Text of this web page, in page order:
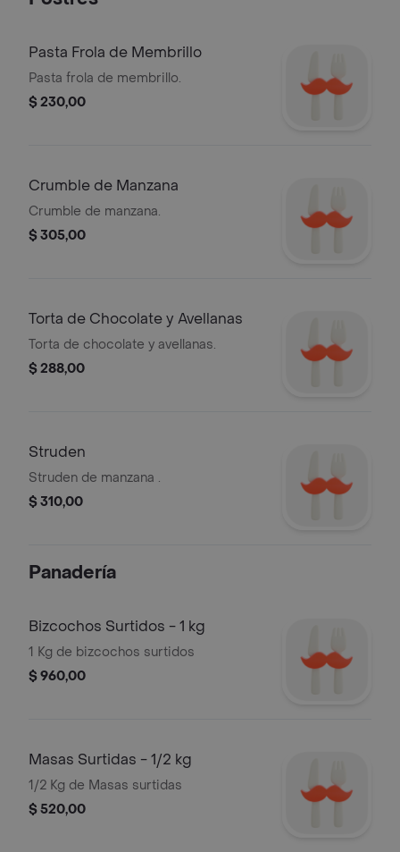
Pasta Frola de Membrillo
Pasta frola de membrillo.
$ 230,00
Crumble de Manzana
Crumble de manzana.
$ 305,00
Torta de Chocolate y Avellanas
Torta de chocolate y avellanas.
$ 288,00
Struden
Struden de manzana .
$ 310,00
Panadería
Bizcochos Surtidos - 1 kg
1 Kg de bizcochos surtidos
$ 960,00
Masas Surtidas - 1/2 kg
1/2 Kg de Masas surtidas
$ 520,00